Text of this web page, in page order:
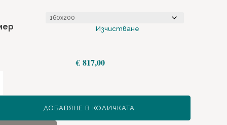
Изчистване
€817,00
ДОБАВЯНЕ В КОЛИЧКАТА